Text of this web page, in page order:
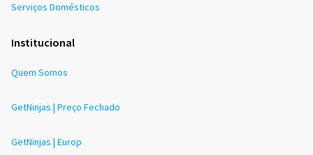
Serviços Domésticos
Institucional
Quem Somos
GetNinjas | Preço Fechado
GetNinjas | Europ